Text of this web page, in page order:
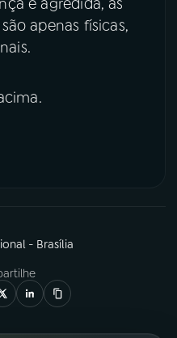
é agredida, as
apenas físicas,
- Brasília